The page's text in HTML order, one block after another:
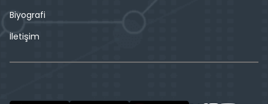
Biyografi
İletişim